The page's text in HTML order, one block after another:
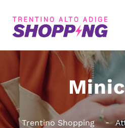
Trentino Shopping